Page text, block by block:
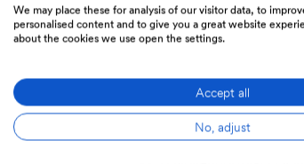
Von4480/Tag
Ort
We may place these for analysis of our visitor data, to
personalised content and to give you a great website
about the cookies we use open the settings.
Accept all
No, adjust